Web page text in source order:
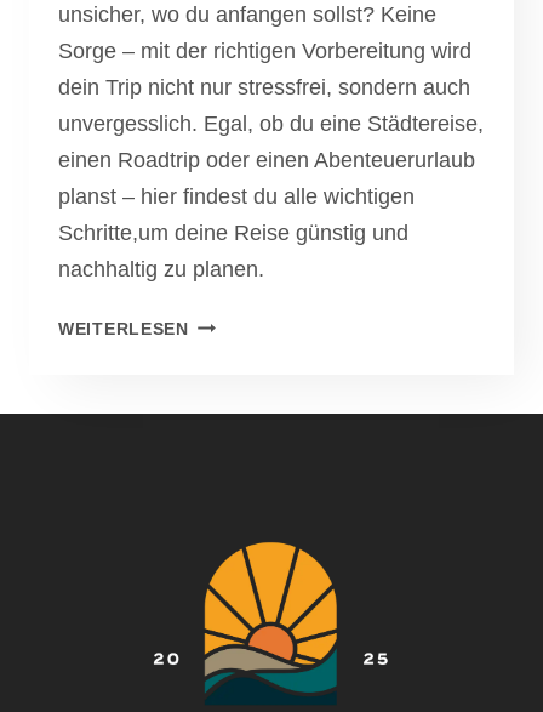
unsicher, wo du anfangen sollst? Keine
Sorge – mit der richtigen Vorbereitung wird
dein Trip nicht nur stressfrei, sondern auch
unvergesslich. Egal, ob du eine Städtereise,
einen Roadtrip oder einen Abenteuerurlaub
planst – hier findest du alle wichtigen
Schritte,um deine Reise günstig und
nachhaltig zu planen.
WEITERLESENREISE
EIN
DEIN
TRIP
UNVERGESSLICH!